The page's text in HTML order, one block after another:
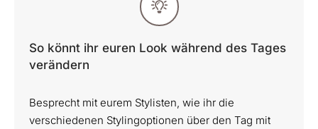
So könnt ihr euren Look während des Tages
verändern
Besprecht mit eurem Stylisten, wie ihr die
verschiedenen Stylingoptionen über den Tag mit